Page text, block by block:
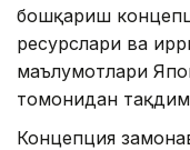
бошқариш
ресурслари ва
маълумотлари
томонидан
Концепция